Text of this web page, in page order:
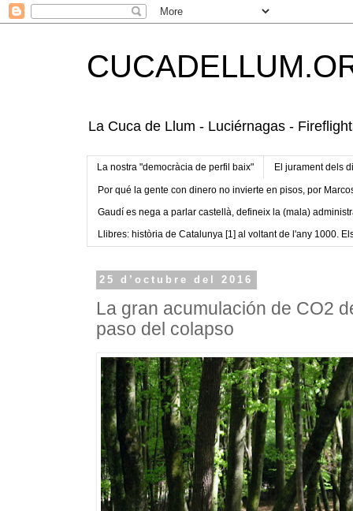
La Cuca de Llum - Luciérnagas -
La nostra "democràcia de perfil baix" El jurament dels
Por qué la gente con dinero no invierte en pisos, por
Gaudí es nega a parlar castellà, defineix la (mala)
Llibres: història de Catalunya [1] al voltant de l'any 1000.
25 d’octubre del 2016
La gran acumulación de CO2
paso del colapso